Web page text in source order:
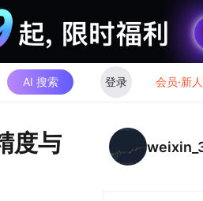
AI 搜索 登录 会员·新
度与